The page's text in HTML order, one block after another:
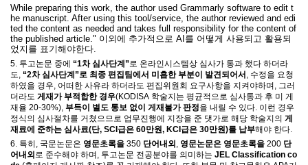
While preparing this work, the author used Grammarly software to edit t
he manuscript. After using this tool/service, the author reviewed and edi
ted the content as needed and takes full responsibility for the content of
the published article." 이외에 추가적으로 AI를 어떻게 사용되고 활용되
었지를 표기해야한다.
5. 투고논문 중에 “1차 심사단계”로 온라인시스템상 심사가 통과 했다 하더라
도 “2차 심사단계”로 최종 편집팀에서 미흡한 부분이 발견되어서 수정을 요청
하였을 경우 어떠한 사유라 하더라도 편집위원회 요구사항을 지켜야하며
그러
더라도 게재가 부적합한 경우(KODISA 학술지는 평균적으로 심사통과 후 미 게
재율 20-30%), 부득이 별도 통보 없이 게재불가 판정을 내릴 수 있다 이런 경우
정식의 심사절차를 거쳤으므로 업무진행에 지장을 준 댓가로 해당 학술지의 게
재료에 준하는 심사료(단, SCI급은 60만원, KCI급은 30만원)를 납부해야 한다
6. 특히 , 국문논문은 영문초록을 350 단어내외 , 영문논문은 영문초록을 200 단
어내외 로 준수해야 하며 , 투고논문 전공분야를 의미하는 JEL Classification co